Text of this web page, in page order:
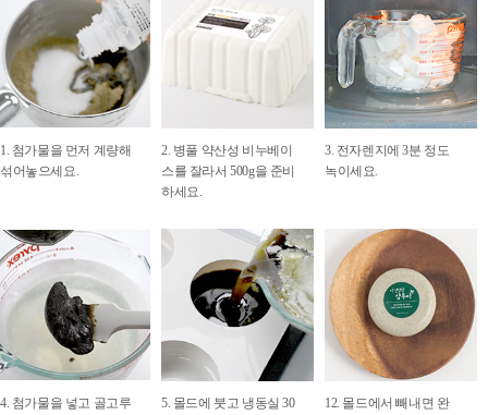
1. 첨가물을 먼저 계량해
섞어놓으세요.
2. 병풀 약산성 비누베이
스를 잘라서 500g을 준비
하세요.
3. 전자렌지에 3분 정도
녹이세 요.
4. 첨가물을 넣고 골고루
5. 몰드에 붓고 냉동실 30
12. 몰드에서 빼내면 완